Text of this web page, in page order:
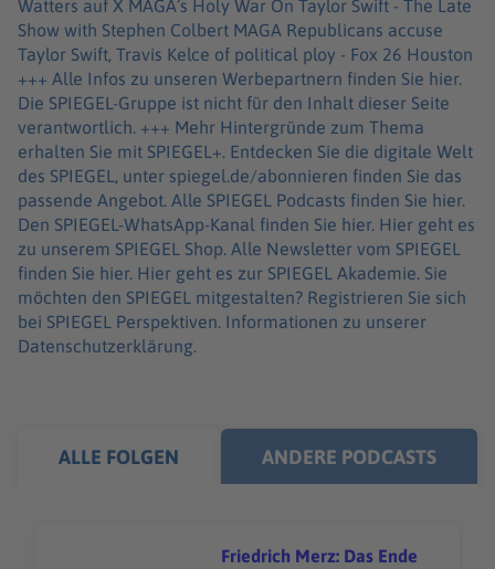
Watters auf X MAGA’s Holy War On Taylor Swift - The Late
Show with Stephen Colbert MAGA Republicans accuse
Taylor Swift, Travis Kelce of political ploy - Fox 26 Houston
+++ Alle Infos zu unseren Werbepartnern finden Sie hier.
Die SPIEGEL-Gruppe ist nicht für den Inhalt dieser Seite
verantwortlich. +++ Mehr Hintergründe zum Thema
erhalten Sie mit SPIEGEL+. Entdecken Sie die digitale Welt
des SPIEGEL, unter spiegel.de/abonnieren finden Sie das
passende Angebot. Alle SPIEGEL Podcasts finden Sie hier.
Den SPIEGEL-WhatsApp-Kanal finden Sie hier. Hier geht es
zu unserem SPIEGEL Shop. Alle Newsletter vom SPIEGEL
finden Sie hier. Hier geht es zur SPIEGEL Akademie. Sie
möchten den SPIEGEL mitgestalten? Registrieren Sie sich
bei SPIEGEL Perspektiven. Informationen zu unserer
Datenschutzerklärung.
ALLE FOLGEN ANDERE PODCASTS
Friedrich Merz: Das Ende